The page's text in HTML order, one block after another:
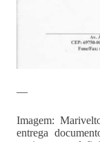
—
Imagem:
entrega